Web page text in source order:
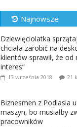
Najnowsze
Dziewięciolatka
chciała zarobić na
klientów sprawił, że od
interes”
13 września 2018 21
Biznesmen z Podlasia
maszyn, bo musiałby
pracowników